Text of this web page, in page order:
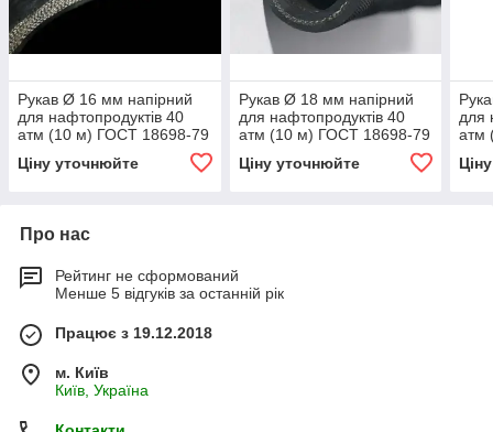
Рукав Ø 16 мм напірний
для нафтопродуктів 40
атм (10 м) ГОСТ 18698-79
Ціну уточнюйте
Рукав Ø 18 мм напірний
для нафтопродуктів 40
атм (10 м) ГОСТ 18698-79
Ціну уточнюйте
для
атм
Про нас
Рейтинг не сформований
Менше 5 відгуків за останній рік
Працює з 19.12.2018
м. Київ
Київ, Україна